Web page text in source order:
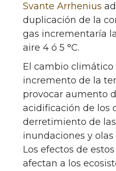
Svante Arrhenius
duplicación de la
gas incrementaría
aire 4 ó 5 °C.
El cambio climático
incremento de la
provocar aumento
acidificación de los
derretimiento de
inundaciones y
Los efectos de
afectan a los